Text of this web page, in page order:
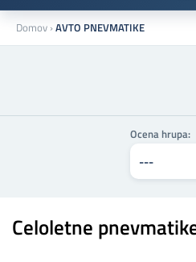
Domov ›AVTO PNEVMATIKE
Ocena hrupa:
Celoletne